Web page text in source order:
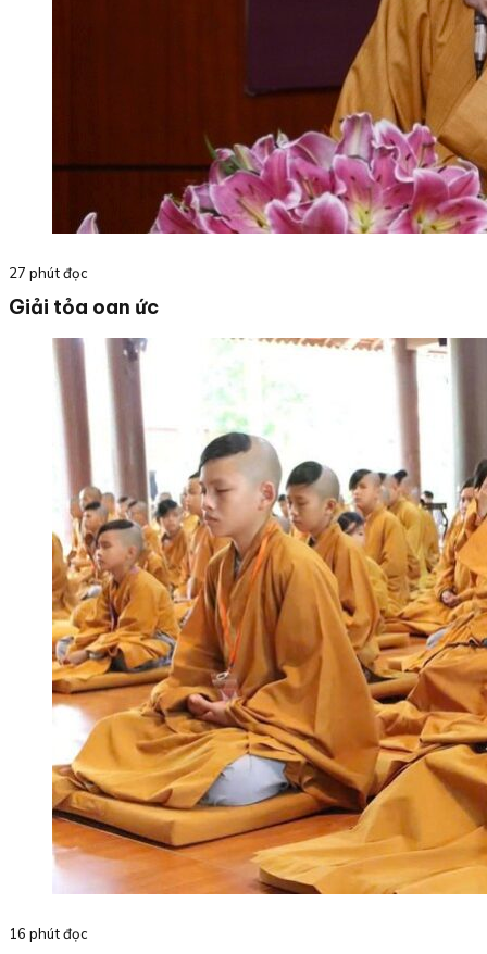
27 phút đọc
Giải tỏa oan ức
16 phút đọc